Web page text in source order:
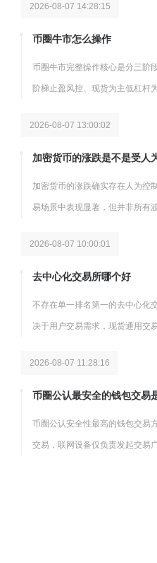
2026-08-07 14:28:15
币圈牛市怎么操作
币圈牛市完整操作核心是分三阶
阶梯止盈风控、现货为主低杠杆
2026-08-07 13:00:02
加密货币的涨跌是不是受人
加密货币的涨跌确实存在人为控
易场景中表现显著，但并非所有
2026-08-07 10:00:01
去中心化交易所哪个好
不存在单一排名第一的去中心化
决于用户交易需求，现货通用交
2026-08-07 11:28:16
币圈公认最安全的钱包交易
币圈公认安全性最高的钱包交易
交易，联网设备仅负责发起交易